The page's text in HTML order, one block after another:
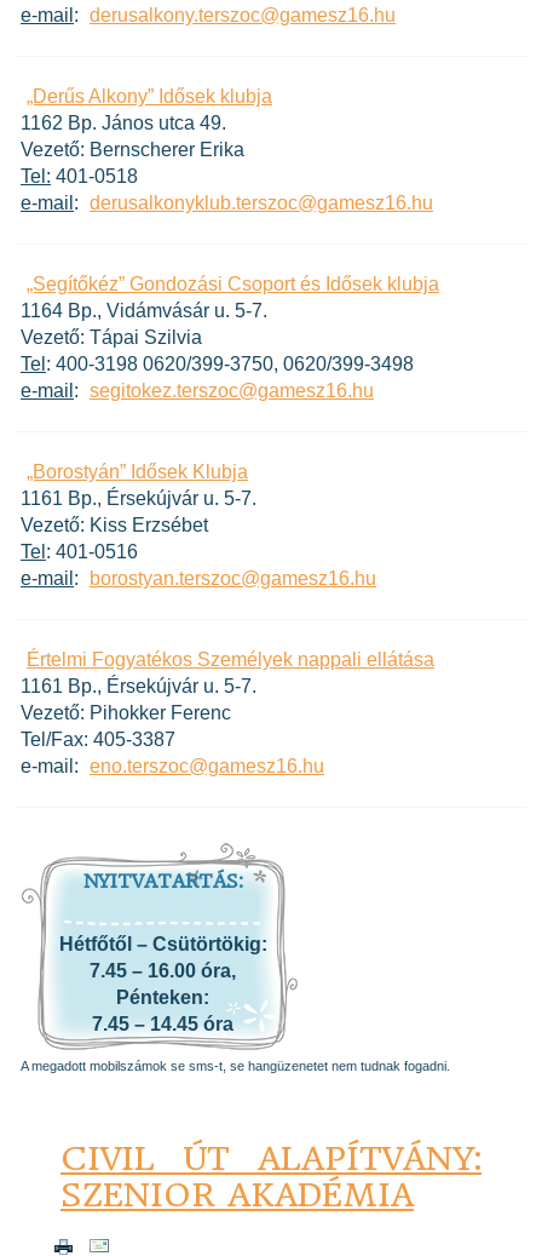
e-mail : derusalkony.terszoc@gamesz16.hu
„Derűs Alkony” Idősek klubja
1162 Bp. János utca 49.
Vezető: Bernscherer Erika
Tel: 401-0518
e-mail : derusalkonyklub.terszoc@gamesz16.hu
„Segítőkéz” Gondozási Csoport és Idősek klubja
1164 Bp., Vidámvásár u. 5-7.
Vezető: Tápai Szilvia
Tel : 400-3198 0620/399-3750, 0620/399-3498
e-mail : segitokez.terszoc@gamesz16.hu
„Borostyán” Idősek Klubja
1161 Bp., Érsekújvár u. 5-7.
Vezető: Kiss Erzsébet
Tel : 401-0516
e-mail : borostyan.terszoc@gamesz16.hu
Értelmi Fogyatékos Személyek nappali ellátása
1161 Bp., Érsekújvár u. 5-7.
Vezető: Pihokker Ferenc
Tel/Fax: 405-3387
e-mail: eno.terszoc@gamesz16.hu
NYITVATARTÁS:
Hétfőtől – Csütörtökig:
7.45 – 16.00 óra,
Pénteken:
7.45 – 14.45 óra
A megadott mobilszámok se sms-t, se hangüzenetet nem tudnak fogadni.
CIVIL ÚT ALAPÍTVÁNY:
SZENIOR AKADÉMIA